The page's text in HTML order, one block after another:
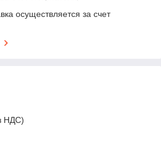
осуществляется за счет
НДС)